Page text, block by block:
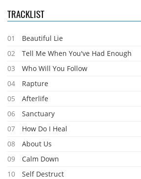
TRACKLIST
01
Beautiful Lie
02
Tell Me When You've Had Enough
03
Who Will You Follow
04
Rapture
05
Afterlife
06
Sanctuary
07
How Do I Heal
08
About Us
09
Calm Down
10
Self Destruct